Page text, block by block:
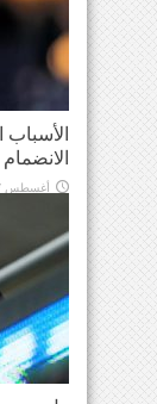
الأسباب
أغسطس 7, 2026